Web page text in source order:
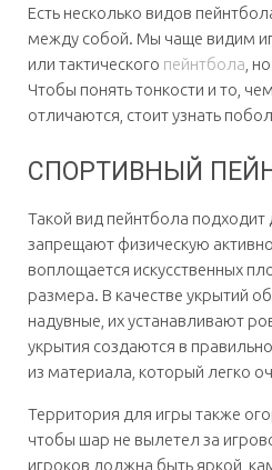
Есть несколько видов
между собой. Мы чаще видим
или тактического пейнтбола ,
Чтобы понять тонкости и то,
отличаются, стоит узнать
СПОРТИВНЫЙ
Такой вид пейнтбола подходит
запрещают физическую
воплощается искусственных
размера. В качестве укрытий
надувные, их устанавливают
укрытия создаются в
из материала, который легко
Территория для игры также
чтобы шар не вылетел за
игроков должна быть яркой,